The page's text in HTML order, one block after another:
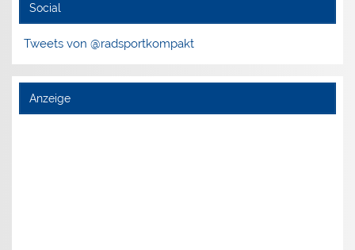
Social
Tweets von @radsportkompakt
Anzeige